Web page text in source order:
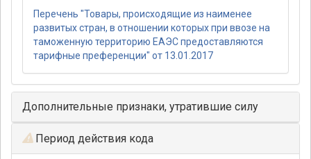
Перечень "Товары, происходящие из наименее
развитых стран, в отношении которых при ввозе на
таможенную территорию ЕАЭС предоставляются
тарифные преференции" от 13.01.2017
Дополнительные признаки, утратившие силу
Период действия кода